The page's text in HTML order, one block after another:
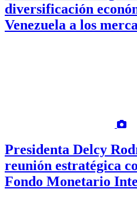
diversificación
Venezuela a los
Presidenta Delcy
reunión estratégica
Fondo Monetario